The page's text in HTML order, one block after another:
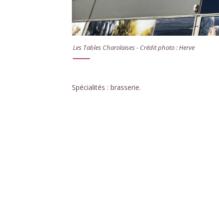
Les Tables Charolaises - Crédit photo : Herve
Spécialités : brasserie.